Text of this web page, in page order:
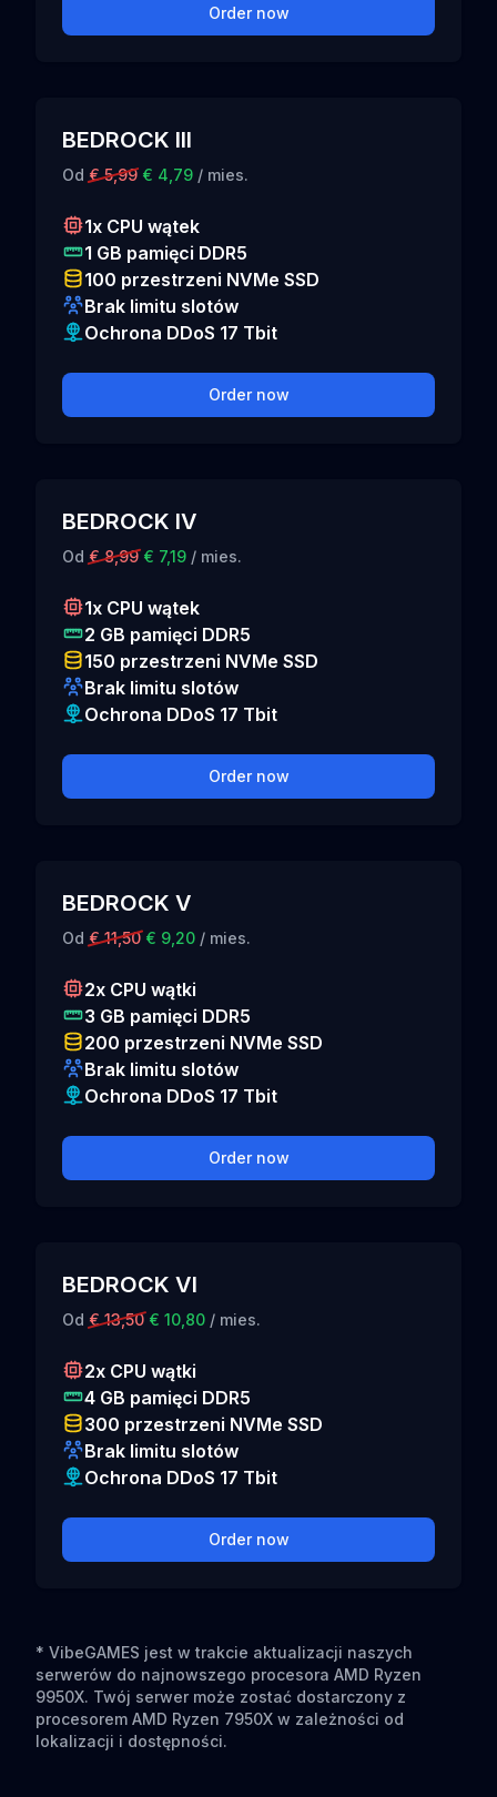
Order now
BEDROCK III
Od € 5,99 € 4,79 / mies.
1x CPU wątek
1 GB pamięci DDR5
100 przestrzeni NVMe SSD
Brak limitu slotów
Ochrona DDoS 17 Tbit
Order now
BEDROCK IV
Od € 8,99 € 7,19 / mies.
1x CPU wątek
2 GB pamięci DDR5
150 przestrzeni NVMe SSD
Brak limitu slotów
Ochrona DDoS 17 Tbit
Order now
BEDROCK V
Od € 11,50 € 9,20 / mies.
2x CPU wątki
3 GB pamięci DDR5
200 przestrzeni NVMe SSD
Brak limitu slotów
Ochrona DDoS 17 Tbit
Order now
BEDROCK VI
Od € 13,50 € 10,80 / mies.
2x CPU wątki
4 GB pamięci DDR5
300 przestrzeni NVMe SSD
Brak limitu slotów
Ochrona DDoS 17 Tbit
Order now
* VibeGAMES jest w trakcie aktualizacji naszych
serwerów do najnowszego procesora AMD Ryzen
9950X. Twój serwer może zostać dostarczony z
procesorem AMD Ryzen 7950X w zależności od
lokalizacji i dostępności.